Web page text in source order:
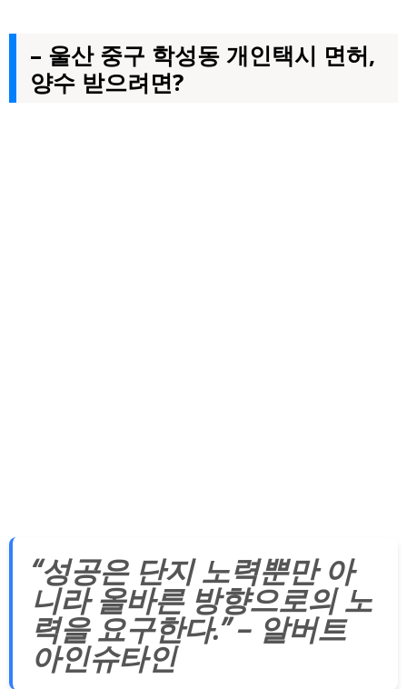
– 울산 중구 학성동 개인택시 면허,
양수 받으려면?
“성공은 단지 노력뿐만 아
니라 올바른 방향으로의 노
력을 요구한다.” – 알버트
아인슈타인